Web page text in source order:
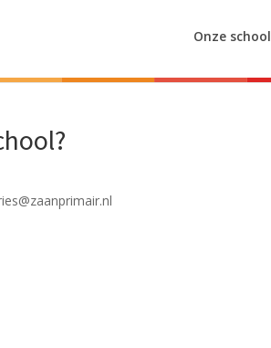
Onze school